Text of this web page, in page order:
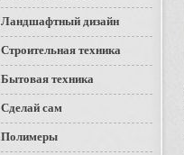
Ландшафтный дизайн
Строительная техника
Бытовая техника
Сделай сам
Полимеры